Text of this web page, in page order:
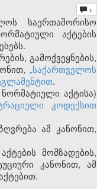
+
საერთაშორისო
აქტების
გამოქვეყნების,
„საქართველოს
.
აქტისა)
კოდექსით
ამ კანონით,
მომზადების,
კანონით, ამ